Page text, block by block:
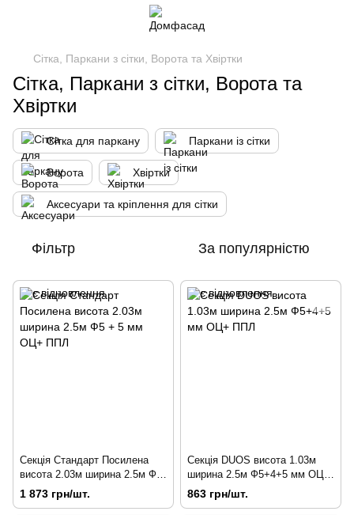
Сітка, Паркани з сітки, Ворота та Хвіртки
Сітка, Паркани з сітки, Ворота та
Хвіртки
Сітка для паркану Паркани із сітки
Ворота Хвіртки
Аксесуари та кріплення для сітки
Фільтр За популярністю
Секція Стандарт Посилена
висота 2.03м ширина 2.5м Ф5
+ 5 мм ОЦ+ ППЛ
1 873 грн/шт.
Секція DUOS висота 1.03м
ширина 2.5м Ф5+4+5 мм ОЦ+
ППЛ
863 грн/шт.